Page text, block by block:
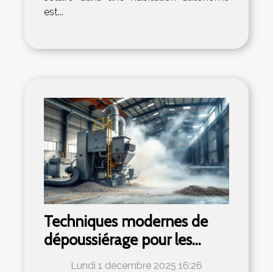
est...
Techniques modernes de
dépoussiérage pour les
usinesLundi 1 décembre 2025 16:26